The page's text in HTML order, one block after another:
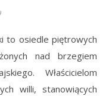
to osiedle piętrowych
nad brzegiem
Właścicielom
willi, stanowiących